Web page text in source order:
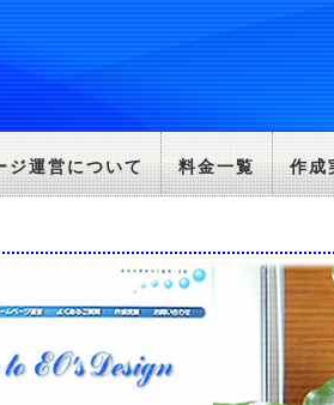
ジ運営について 料金一覧 作成